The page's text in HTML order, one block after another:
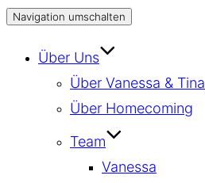
Navigation umschalten
Über Uns
Über Vanessa & Tina
Über Homecoming
Team
Vanessa